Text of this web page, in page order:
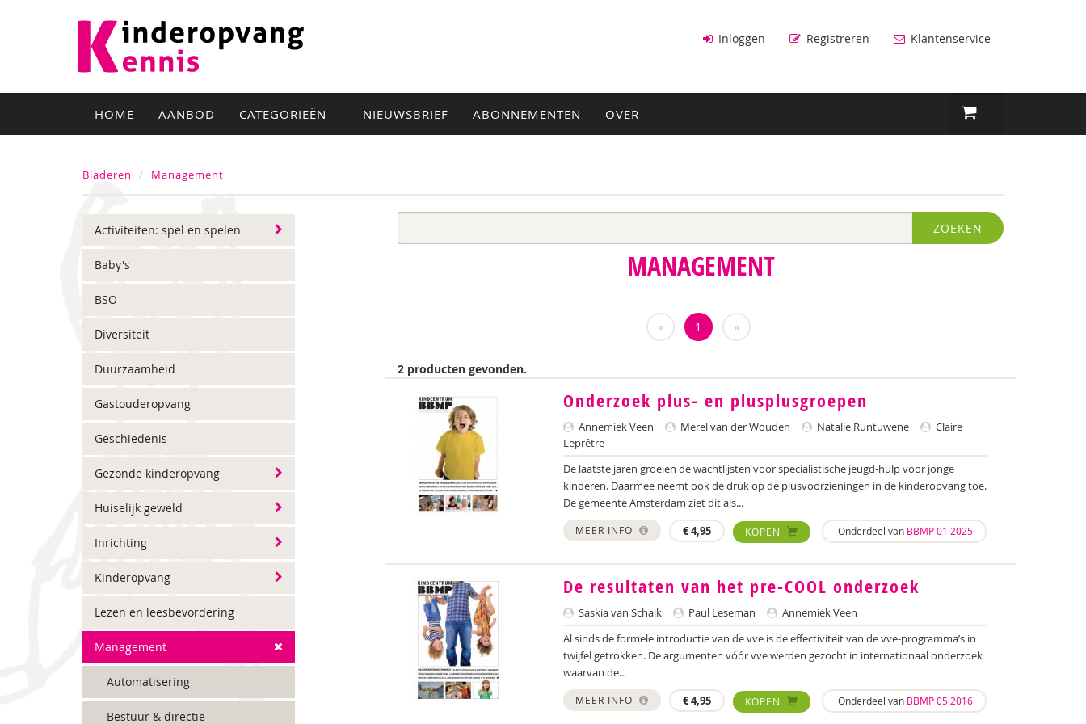
Inloggen Registreren Klantenservice
HOME AANBOD CATEGORIEËN NIEUWSBRIEF ABONNEMENTEN OVER
Bladeren Management
Activiteiten: spel en spelen
Baby's
BSO
Diversiteit
Duurzaamheid
Gastouderopvang
Geschiedenis
Gezonde kinderopvang
Huiselijk geweld
Inrichting
Kinderopvang
Lezen en leesbevordering
Management
Automatisering
Bestuur & directie
ZOEKEN
MANAGEMENT
« 1 »
2 producten gevonden.
Onderzoek plus- en plusplusgroepen
Annemiek Veen Merel van der Wouden Natalie Runtuwene
Claire
Leprêtre
De laatste jaren groeien de wachtlijsten voor specialistische jeugd-hulp voor jonge
kinderen. Daarmee neemt ook de druk op de plusvoorzieningen in de kinderopvang toe.
De gemeente Amsterdam ziet dit als...
MEER INFO €4,95 KOPEN Onderdeel van BBMP 01 2025
De resultaten van het pre-COOL onderzoek
Saskia van Schaik Paul Leseman
Annemiek Veen
Al sinds de formele introductie van de vve is de effectiviteit van de vve-programma’s in
twijfel getrokken. De argumenten vóór vve werden gezocht in internationaal onderzoek
waarvan de...
MEER INFO €4,95 KOPEN Onderdeel van BBMP 05.2016